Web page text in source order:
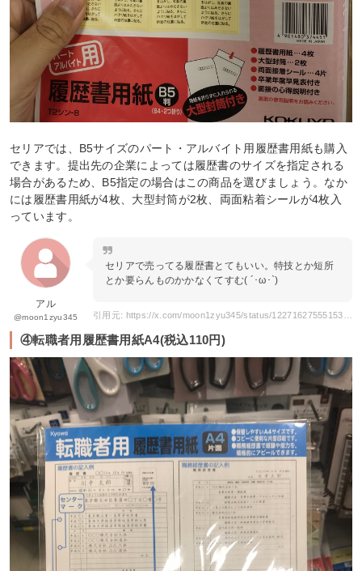
セリアでは、B5サイズのパート・アルバイト用履歴書用紙も購入
できます。提出先の企業によっては履歴書のサイズを指定される
場合があるため、B5指定の場合はこの商品を選びましょう。なか
には履歴書用紙が4枚、大型封筒が2枚、両面粘着シールが4枚入
っています。
アル
@moon1zyu345
セリアで売ってる履歴書とてもいい。特技とか短所
とか要らんものかかなくてすむ( ´･ω･`)
④転職者用履歴書用紙A4(税込110円)